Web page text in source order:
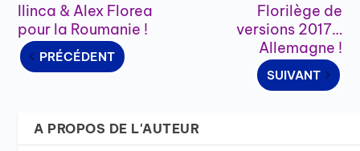
Ilinca & Alex Florea
pour la Roumanie !
PRÉCÉDENT
Florilège de
versions 2017…
Allemagne !
SUIVANT
A PROPOS DE L'AUTEUR